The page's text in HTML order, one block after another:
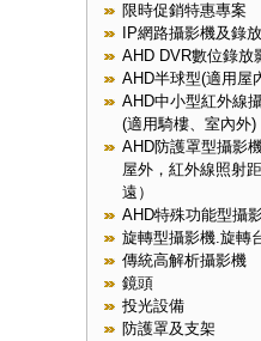
限時促銷特惠專案
IP網路攝影機及錄
AHD DVR數位錄放
AHD半球型(適用屋
AHD中小型紅外線
(適用騎樓、室內外)
AHD防護罩型攝影
屋外，紅外線照射
遠）
AHD特殊功能型攝
旋轉型攝影機.旋轉
傳統高解析攝影機
鏡頭
投光設備
防護罩及支架